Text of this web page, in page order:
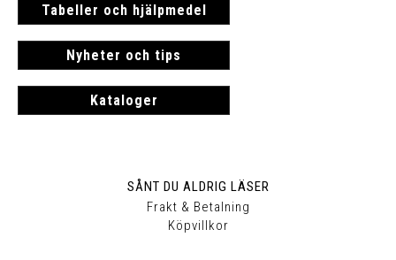
Tabeller och hjälpmedel
Nyheter och tips
Kataloger
SÅNT DU ALDRIG LÄSER
Frakt & Betalning
Köpvillkor